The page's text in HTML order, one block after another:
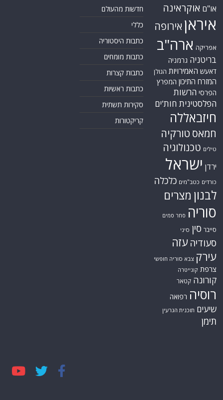
או"ם אוקראינה
איראן אירופה
אפריקה ארה"ב
בריטניה גרמניה
דאעש האמירויות הגולן
המזרח התיכון המפרץ
הפרסי הרשות
הפלסטינית חות'ים
חיזבאללה
חמאס טורקיה
טילים טכנולוגיה
ירדן ישראל
כורדים כטב"מים כלכלה
לבנון מצרים
סוריה סחר סמים
סייבר סין סיני
סעודיה עזה
עירק צבא סוריה חופשי
צרפת קונייטרה
קורונה קטאר
רוסיה רפואה
שיעים תוכנית הגרעין
תימן
חדשות מהעולם
כללי
כתבות היסטוריה
כתבות מומחים
כתבות קצרות
כתבות ראשיות
סקירות תשתית
קריקטורות